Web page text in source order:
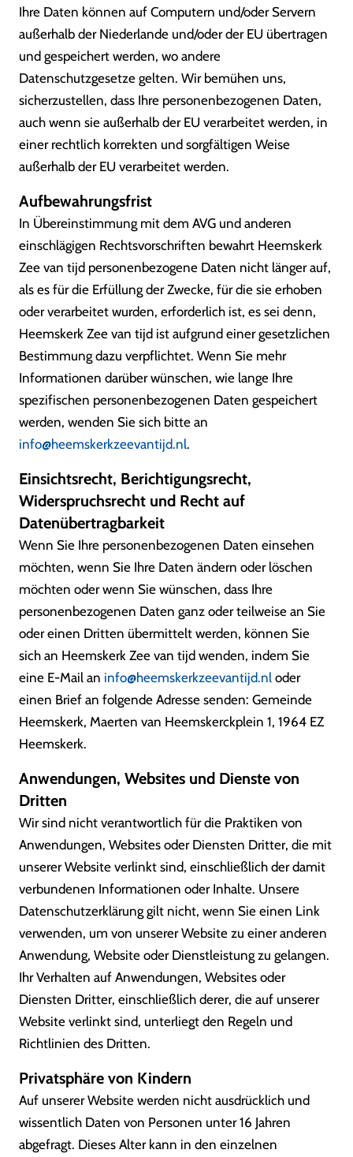
Ihre Daten können auf Computern und/oder Servern
außerhalb der Niederlande und/oder der EU übertragen
und gespeichert werden, wo andere
Datenschutzgesetze gelten. Wir bemühen uns,
sicherzustellen, dass Ihre personenbezogenen Daten,
auch wenn sie außerhalb der EU verarbeitet werden, in
einer rechtlich korrekten und sorgfältigen Weise
außerhalb der EU verarbeitet werden.
Aufbewahrungsfrist
In Übereinstimmung mit dem AVG und anderen
einschlägigen Rechtsvorschriften bewahrt Heemskerk
Zee van tijd personenbezogene Daten nicht länger auf,
als es für die Erfüllung der Zwecke, für die sie erhoben
oder verarbeitet wurden, erforderlich ist, es sei denn,
Heemskerk Zee van tijd ist aufgrund einer gesetzlichen
Bestimmung dazu verpflichtet. Wenn Sie mehr
Informationen darüber wünschen, wie lange Ihre
spezifischen personenbezogenen Daten gespeichert
werden, wenden Sie sich bitte an
info@heemskerkzeevantijd.nl.
Einsichtsrecht, Berichtigungsrecht,
Widerspruchsrecht und Recht auf
Datenübertragbarkeit
Wenn Sie Ihre personenbezogenen Daten einsehen
möchten, wenn Sie Ihre Daten ändern oder löschen
möchten oder wenn Sie wünschen, dass Ihre
personenbezogenen Daten ganz oder teilweise an Sie
oder einen Dritten übermittelt werden, können Sie
sich an Heemskerk Zee van tijd wenden, indem Sie
eine E-Mail an info@heemskerkzeevantijd.nl oder
einen Brief an folgende Adresse senden: Gemeinde
Heemskerk, Maerten van Heemskerckplein 1, 1964 EZ
Heemskerk.
Anwendungen, Websites und Dienste von
Dritten
Wir sind nicht verantwortlich für die Praktiken von
Anwendungen, Websites oder Diensten Dritter, die mit
unserer Website verlinkt sind, einschließlich der damit
verbundenen Informationen oder Inhalte. Unsere
Datenschutzerklärung gilt nicht, wenn Sie einen Link
verwenden, um von unserer Website zu einer anderen
Anwendung, Website oder Dienstleistung zu gelangen.
Ihr Verhalten auf Anwendungen, Websites oder
Diensten Dritter, einschließlich derer, die auf unserer
Website verlinkt sind, unterliegt den Regeln und
Richtlinien des Dritten.
Privatsphäre von Kindern
Auf unserer Website werden nicht ausdrücklich und
wissentlich Daten von Personen unter 16 Jahren
abgefragt. Dieses Alter kann in den einzelnen